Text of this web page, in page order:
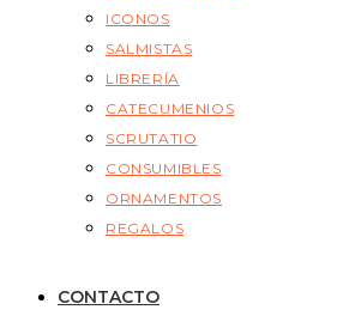
ICONOS
SALMISTAS
LIBRERÍA
CATECUMENIOS
SCRUTATIO
CONSUMIBLES
ORNAMENTOS
REGALOS
CONTACTO